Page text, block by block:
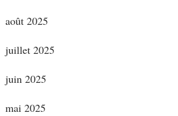
août 2025
juillet 2025
juin 2025
mai 2025